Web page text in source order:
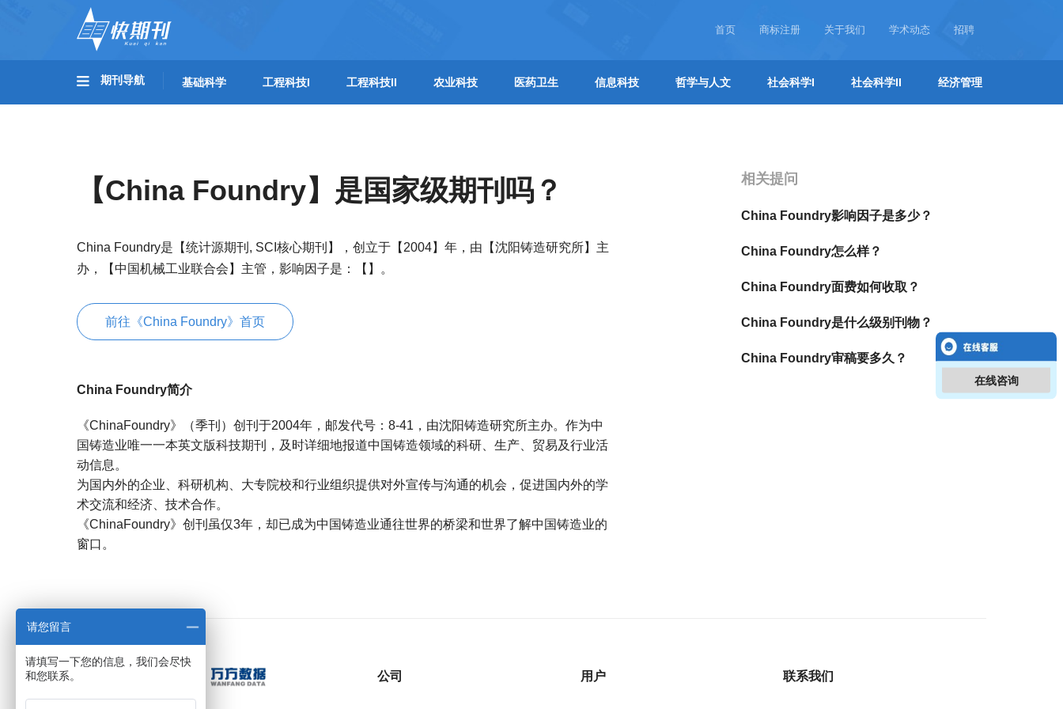
首页 商标注册 关于我们 学术动态 招聘
期刊导航 基础科学 工程科技I 工程科技II 农业科技 医药卫生 信息科技 哲学与人文 社会科学I 社会科学II 经济管理
【China Foundry】是国家级期刊吗？
China Foundry是【统计源期刊, SCI核心期刊】，创立于【2004】年，由【沈阳铸造研究所】主
办，【中国机械工业联合会】主管，影响因子是：【】。
前往《China Foundry》首页
China Foundry简介
《ChinaFoundry》（季刊）创刊于2004年，邮发代号：8-41，由沈阳铸造研究所主办。作为中
国铸造业唯一一本英文版科技期刊，及时详细地报道中国铸造领域的科研、生产、贸易及行业活
动信息。
为国内外的企业、科研机构、大专院校和行业组织提供对外宣传与沟通的机会，促进国内外的学
术交流和经济、技术合作。
《ChinaFoundry》创刊虽仅3年，却已成为中国铸造业通往世界的桥梁和世界了解中国铸造业的
窗口。
相关提问
China Foundry影响因子是多少？
China Foundry怎么样？
China Foundry面费如何收取？
China Foundry是什么级别刊物？
China Foundry审稿要多久？
公司 用户 联系我们
在线咨询
请您留言
请填写一下您的信息，我们会尽快
和您联系。